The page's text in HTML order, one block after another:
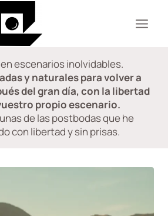
escenarios inolvidables.
y naturales para volver a
del gran día, con la libertad
propio escenario.
de las postbodas que he
con libertad y sin prisas.